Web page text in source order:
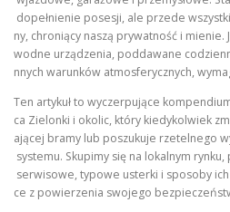
dopełnienie posesji, ale przede
ny, chroniący naszą prywatność i
wodne urządzenia, poddawane
nnych warunków atmosferycznych,
Ten artykuł to wyczerpujące
ca Zielonki i okolic, który kiedykolwiek
ającej bramy lub poszukuje rzetelnego
systemu. Skupimy się na lokalnym
serwisowe, typowe usterki i sposoby ich
ce z powierzenia swojego